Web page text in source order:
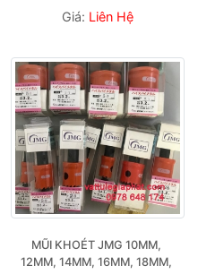
Giá: Liên Hệ
MŨI KHOÉT JMG 10MM,
12MM, 14MM, 16MM, 18MM,